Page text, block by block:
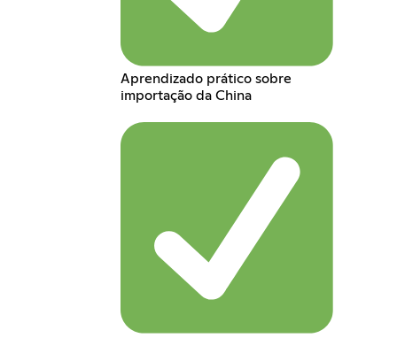
Aprendizado prático sobre
importação da China